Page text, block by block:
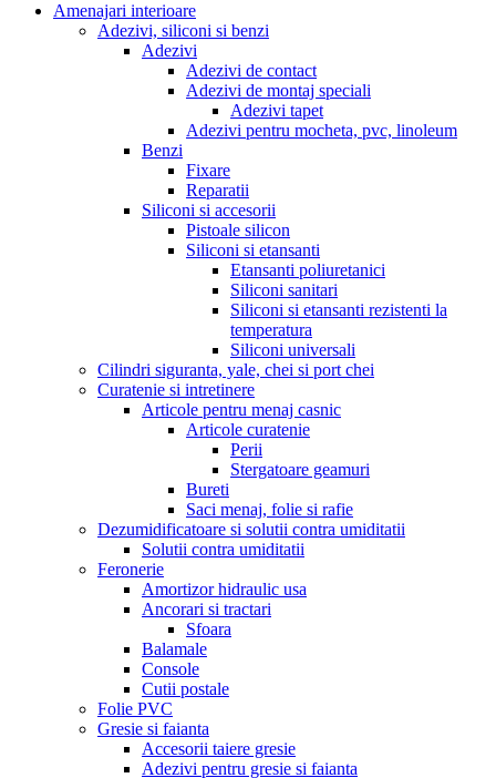
Amenajari interioare
Adezivi, siliconi si benzi
Adezivi
Adezivi de contact
Adezivi de montaj speciali
Adezivi tapet
Adezivi pentru mocheta, pvc, linoleum
Benzi
Fixare
Reparatii
Siliconi si accesorii
Pistoale silicon
Siliconi si etansanti
Etansanti poliuretanici
Siliconi sanitari
Siliconi si etansanti rezistenti la
temperatura
Siliconi universali
Cilindri siguranta, yale, chei si port chei
Curatenie si intretinere
Articole pentru menaj casnic
Articole curatenie
Perii
Stergatoare geamuri
Bureti
Saci menaj, folie si rafie
Dezumidificatoare si solutii contra umiditatii
Solutii contra umiditatii
Feronerie
Amortizor hidraulic usa
Ancorari si tractari
Sfoara
Balamale
Console
Cutii postale
Folie PVC
Gresie si faianta
Accesorii taiere gresie
Adezivi pentru gresie si faianta